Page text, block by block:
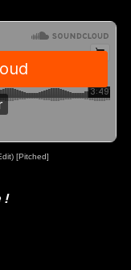
[Pitched]
!